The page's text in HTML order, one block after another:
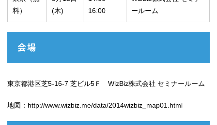
料）
(木)
16:00
ールーム
会場
東京都港区芝5-16-7 芝ビル5Ｆ WizBiz株式会社 セミナールーム
地図：http://www.wizbiz.me/data/2014wizbiz_map01.html